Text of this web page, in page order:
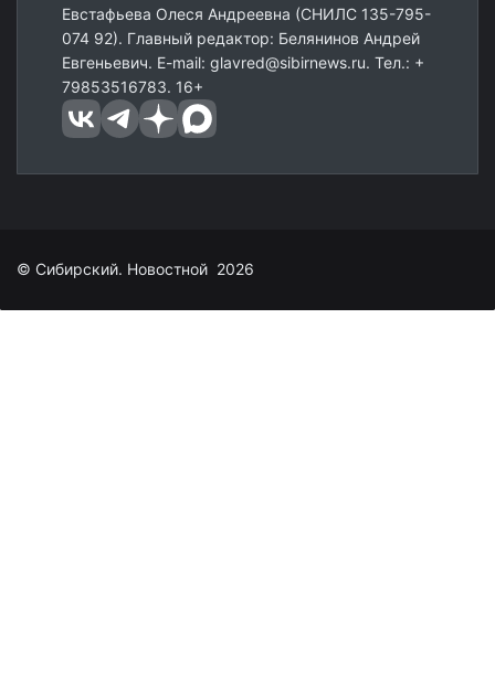
Евстафьева Олеся Андреевна (СНИЛС 135-795-
074 92). Главный редактор: Белянинов Андрей
Евгеньевич. E-mail: glavred@sibirnews.ru. Тел.: +
79853516783. 16+
© Сибирский. Новостной 2026